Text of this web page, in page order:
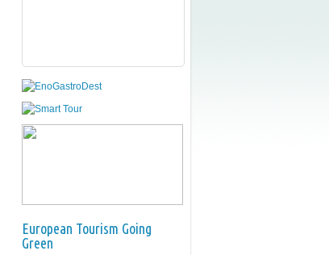
European Tourism Going
Green